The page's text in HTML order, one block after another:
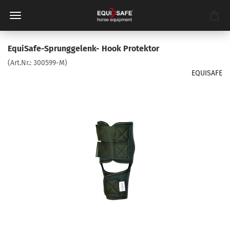
EquiSafe-Sprunggelenk- Hook Protektor
(Art.Nr.: 300599-M)
EQUISAFE